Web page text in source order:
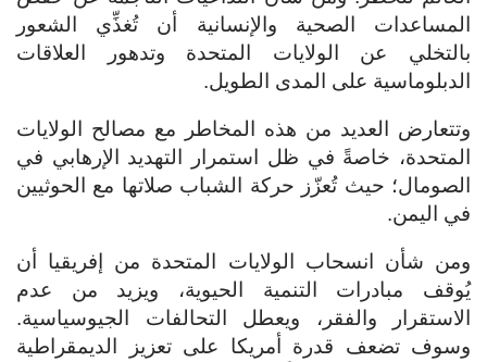
المساعدات الصحية والإنسانية أن تُغذِّي الشعور
بالتخلي عن الولايات المتحدة وتدهور العلاقات
الدبلوماسية على المدى الطويل.
وتتعارض العديد من هذه المخاطر مع مصالح الولايات
المتحدة، خاصةً في ظل استمرار التهديد الإرهابي في
الصومال؛ حيث تُعزّز حركة الشباب صلاتها مع الحوثيين
في اليمن.
ومن شأن انسحاب الولايات المتحدة من إفريقيا أن
يُوقف مبادرات التنمية الحيوية، ويزيد من عدم
الاستقرار والفقر، ويعطل التحالفات الجيوسياسية.
وسوف تضعف قدرة أمريكا على تعزيز الديمقراطية